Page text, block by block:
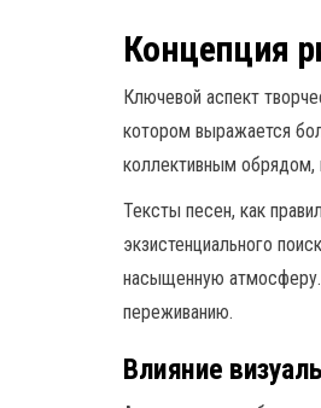
Концепция
Ключевой аспект
котором выражается
коллективным обрядом,
Тексты песен, как
экзистенциального
насыщенную атмосферу.
переживанию.
Влияние